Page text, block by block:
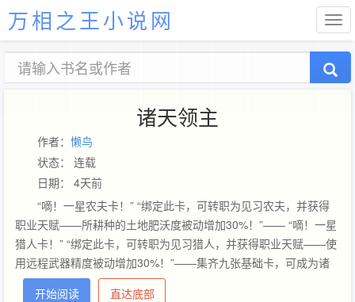
万相之王小说网
诸天领主
作者： 懒鸟
状态： 连载
日期： 4天前
“嘀！一星农夫卡！” “绑定此卡，可转职为见习农夫，并获得
职业天赋——所耕种的土地肥沃度被动增加30%！”—— “嘀！一星
猎人卡！” “绑定此卡，可转职为见习猎人，并获得职业天赋——使
用远程武器精度被动增加30%！”——集齐九张基础卡，可成为诸
天领主，掠夺万界！
开始阅读 直达底部